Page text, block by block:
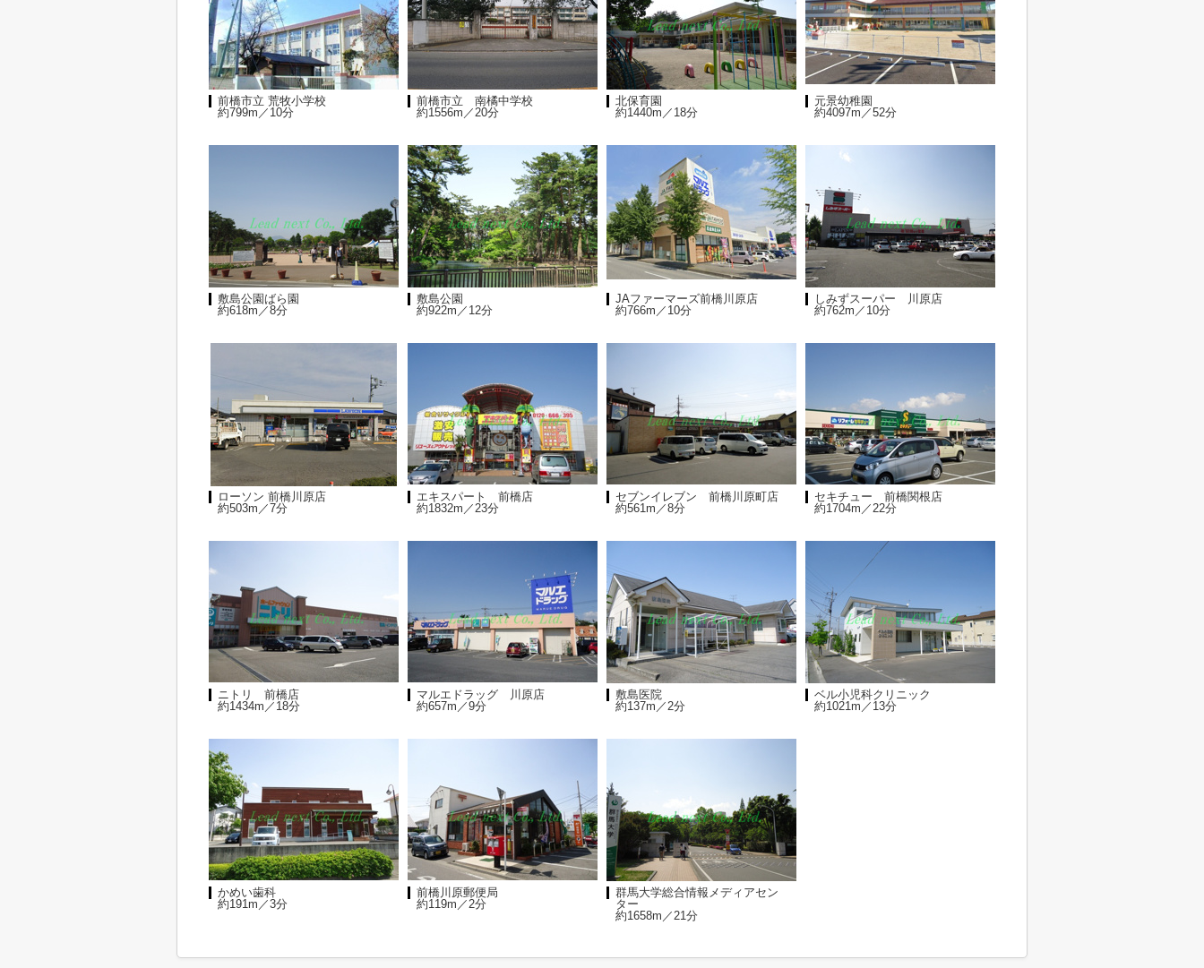
前橋市立 荒牧小学校
約799m／10分
前橋市立 南橘中学校
約1556m／20分
北保育園
約1440m／18分
元景幼稚園
約4097m／52分
敷島公園ばら園
約618m／8分
敷島公園
約922m／12分
JAファーマーズ前橋川原店
約766m／10分
しみずスーパー 川原店
約762m／10分
ローソン 前橋川原店
約503m／7分
エキスパート 前橋店
約1832m／23分
セブンイレブン 前橋川原町店
約561m／8分
セキチュー 前橋関根店
約1704m／22分
ニトリ 前橋店
約1434m／18分
マルエドラッグ 川原店
約657m／9分
敷島医院
約137m／2分
ベル小児科クリニック
約1021m／13分
かめい歯科
約191m／3分
前橋川原郵便局
約119m／2分
群馬大学総合情報メディアセン
ター
約1658m／21分